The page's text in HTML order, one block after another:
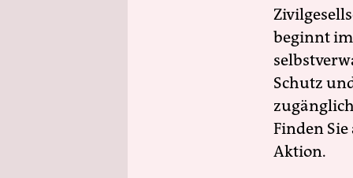
beginnt
Schutz
Finden
Aktion.